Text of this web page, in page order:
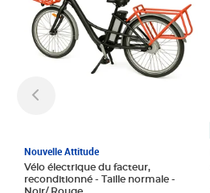
Nouvelle Attitude
Vélo électrique du facteur,
reconditionné - Taille normale -